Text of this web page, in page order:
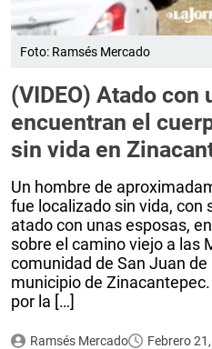
Foto: Ramsés Mercado
(VIDEO) Atado con
encuentran el
sin vida en
Un hombre de
fue localizado sin vida, con
atado con unas esposas,
sobre el camino viejo a las
comunidad de San Juan de
municipio de
por la […]
Ramsés Mercado Febrero